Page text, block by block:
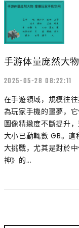
手游体量庞然大
2025-05-28 08:22:11
在手遊領域，規模往
為玩家手機的噩夢，
圖像精緻度不斷提升
大小已動輒數 GB。
大挑戰，尤其是對於
神》的...